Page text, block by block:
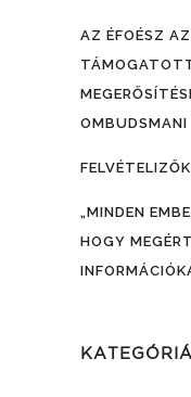
AZ ÉFOÉSZ AZ
OMBUDSMANI
„MINDEN
HOGY